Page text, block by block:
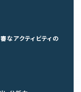
なアクティビティの